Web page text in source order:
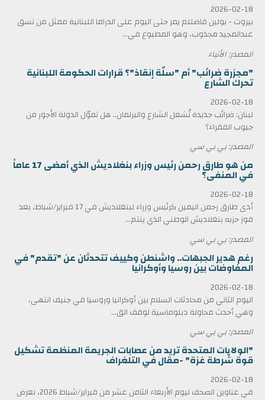
2026-02-18
بيروت - بولين فاضللم يمر حتى اليوم على الدراما اللبنانية ممثل من نسق
عبدالمجيد مجذوب، وهو المطبوع في...
المصدر: الأنباء
"مجزرة ضرائب" أم "سلّة إنقاذ"؟ قرارات الحكومة اللبنانية
تحرك الشارع
2026-02-18
لبنان: ضرائب جديدة تُشعل الشارع والبرلمان.. هل تموّل الدولة الأجور من
جيوب الفقراء؟
المصدر: بي بي سي
من هو طارق رحمن رئيس وزراء بنغلاديش الذي أمضى 17 عاماً
في المنفى؟
2026-02-18
أدى طارق رحمن اليمين كرئيس وزراء لبنغلاديش في 17 فبراير/شباط، بعد
فوز حزبه بنغلاديش الوطني الذي ينتم...
المصدر: بي بي سي
رغم هدير الجبهات.. واشنطن وكييف تتحدثان عن "تقدم" في
المفاوضات بين روسيا وأوكرانيا
2026-02-18
اليوم الثاني من محادثات السلام بين أوكرانيا وروسيا في جنيف انتهى،
وهي أحدث محاولة دبلوماسية لوقف الق...
المصدر: بي بي سي
"الولايات المتحدة تريد من عصابات الجريمة المنظمة تشكيل
قوة شرطة غزة" -مقال في التلغراف
2026-02-18
في عناوين الصحف ليوم الأربعاء الثامن عشر من فبراير/شباط 2026، نعرض